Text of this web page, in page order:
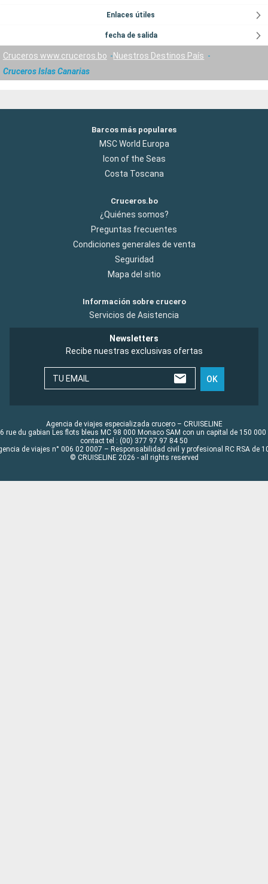
Enlaces útiles
fecha de salida
Cruceros www.cruceros.bo
Nuestros Destinos País
Cruceros Islas Canarias
Barcos más populares
MSC World Europa
Icon of the Seas
Costa Toscana
Cruceros.bo
¿Quiénes somos?
Preguntas frecuentes
Condiciones generales de venta
Seguridad
Mapa del sitio
Información sobre crucero
Servicios de Asistencia
Newsletters
Recibe nuestras exclusivas ofertas
TU EMAIL OK
Agencia de viajes especializada crucero – CRUISELINE
rue du gabian Les flots bleus MC 98 000 Monaco SAM con un capital de 150 000
contact tel : (00) 377 97 97 84 50
de viajes n° 006 02 0007 – Responsabilidad civil y profesional RC RSA de
© CRUISELINE 2026 - all rights reserved